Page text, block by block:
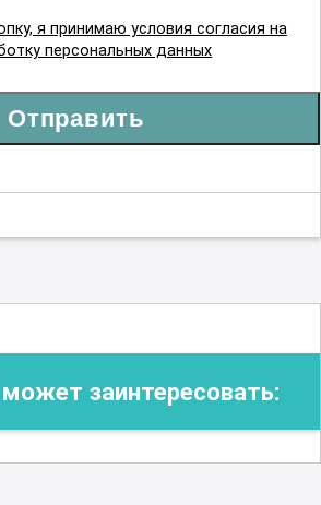
я принимаю условия согласия на
персональных данных
Отправить
заинтересовать: